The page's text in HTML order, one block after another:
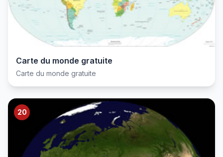
Carte du monde gratuite
Carte du monde gratuite
20